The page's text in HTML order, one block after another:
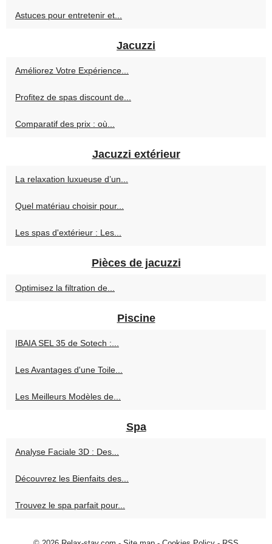
Astuces pour entretenir et...
Jacuzzi
Améliorez Votre Expérience...
Profitez de spas discount de...
Comparatif des prix : où...
Jacuzzi extérieur
La relaxation luxueuse d’un...
Quel matériau choisir pour...
Les spas d'extérieur : Les...
Pièces de jacuzzi
Optimisez la filtration de...
Piscine
IBAIA SEL 35 de Sotech :...
Les Avantages d'une Toile...
Les Meilleurs Modèles de...
Spa
Analyse Faciale 3D : Des...
Découvrez les Bienfaits des...
Trouvez le spa parfait pour...